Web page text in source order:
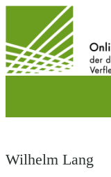
wechseln
Wilhelm Lang